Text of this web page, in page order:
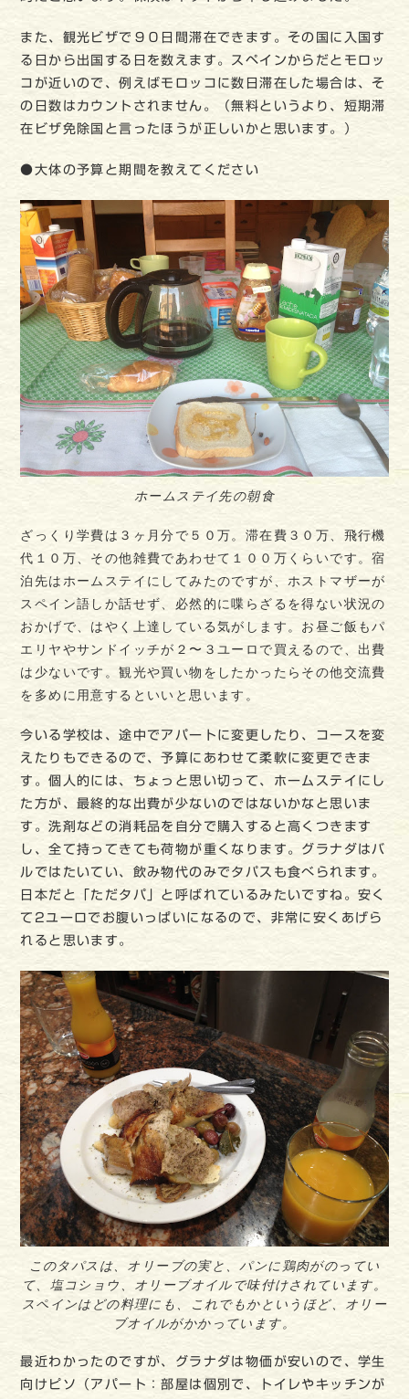
また、観光ビザで９０日間滞在できます。その国に入国す
る日から出国する日を数えます。スペインからだとモロッ
コが近いので、例えばモロッコに数日滞在した場合は、そ
の日数はカウントされません。（無料というより、短期滞
在ビザ免除国と言ったほうが正しいかと思います。）
●大体の予算と期間を教えてください
ホームステイ先の朝食
ざっくり学費は３ヶ月分で５０万。滞在費３０万、飛行機
代１０万、その他雑費であわせて１００万くらいです。宿
泊先はホームステイにしてみたのですが、ホストマザーが
スペイン語しか話せず、必然的に喋らざるを得ない状況の
おかげで、はやく上達している気がします。お昼ご飯もパ
エリヤやサンドイッチが２〜３ユーロで買えるので、出費
は少ないです。観光や買い物をしたかったらその他交流費
を多めに用意するといいと思います。
今いる学校は、途中でアパートに変更したり、コースを変
えたりもできるので、予算にあわせて柔軟に変更できま
す。個人的には、ちょっと思い切って、ホームステイにし
た方が、最終的な出費が少ないのではないかなと思いま
す。洗剤などの消耗品を自分で購入すると高くつきます
し、全て持ってきても荷物が重くなります。グラナダはバ
ルではたいてい、飲み物代のみでタパスも食べられます。
日本だと「ただタパ」と呼ばれているみたいですね。安く
て2ユーロでお腹いっぱいになるので、非常に安くあげら
れると思います。
このタパスは、オリーブの実と、パンに鶏肉がのってい
て、塩コショウ、オリーブオイルで味付けされています。
スペインはどの料理にも、これでもかというほど、オリー
ブオイルがかかっています。
最近わかったのですが、グラナダは物価が安いので、学生
向けピソ（アパート：部屋は個別で、トイレやキッチンが